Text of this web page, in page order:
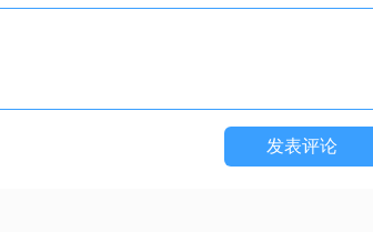
发表评论